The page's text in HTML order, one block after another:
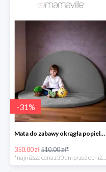
-31%
Mata do zabawy okrągła popielata MAŁPISZON -31%
350.00 zł510.00 zł*